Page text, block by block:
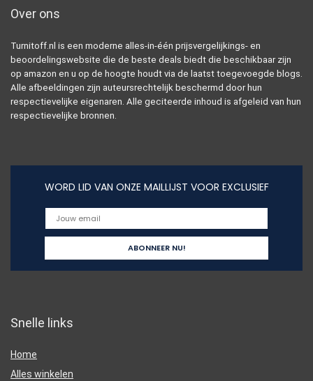
Over ons
Turnitoff.nl is een moderne alles-in-één prijsvergelijkings- en
beoordelingswebsite die de beste deals biedt die beschikbaar zijn
op amazon en u op de hoogte houdt via de laatst toegevoegde blogs.
Alle afbeeldingen zijn auteursrechtelijk beschermd door hun
respectievelijke eigenaren. Alle geciteerde inhoud is afgeleid van hun
respectievelijke bronnen.
WORD LID VAN ONZE MAILLIJST VOOR EXCLUSIEF
Snelle links
Home
Alles winkelen